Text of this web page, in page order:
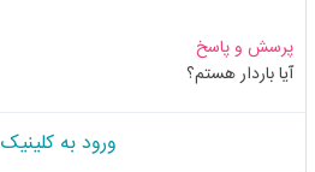
پرسش و پاسخ
آیا باردار هستم؟
ورود به کلینیک